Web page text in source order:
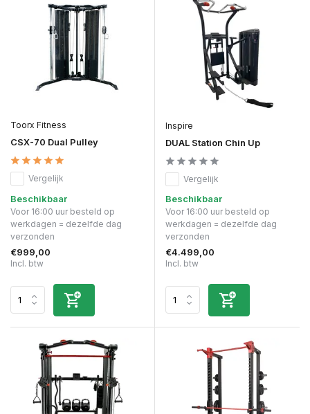
Toorx Fitness
CSX-70 Dual Pulley
Vergelijk
Beschikbaar
Voor 16:00 uur besteld op
werkdagen = dezelfde dag
verzonden
€999,00
Incl. btw
Inspire
DUAL Station Chin Up
Vergelijk
Beschikbaar
Voor 16:00 uur besteld op
werkdagen = dezelfde dag
verzonden
€4.499,00
Incl. btw